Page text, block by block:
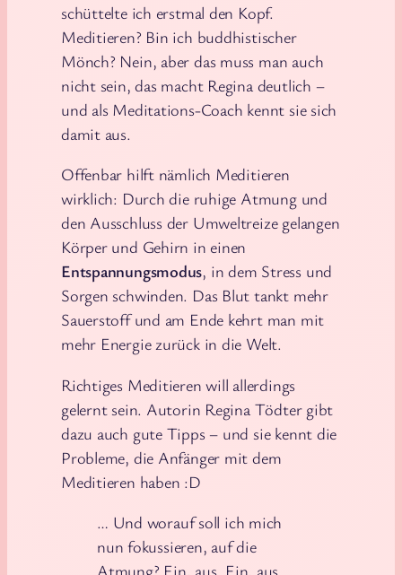
schüttelte ich erstmal den Kopf.
Meditieren? Bin ich buddhistischer
Mönch? Nein, aber das muss man auch
nicht sein, das macht Regina deutlich –
und als Meditations-Coach kennt sie sich
damit aus.
Offenbar hilft nämlich Meditieren
wirklich: Durch die ruhige Atmung und
den Ausschluss der Umweltreize gelangen
Körper und Gehirn in einen
Entspannungsmodus, in dem Stress und
Sorgen schwinden. Das Blut tankt mehr
Sauerstoff und am Ende kehrt man mit
mehr Energie zurück in die Welt.
Richtiges Meditieren will allerdings
gelernt sein. Autorin Regina Tödter gibt
dazu auch gute Tipps – und sie kennt die
Probleme, die Anfänger mit dem
Meditieren haben :D
… Und worauf soll ich mich
nun fokussieren, auf die